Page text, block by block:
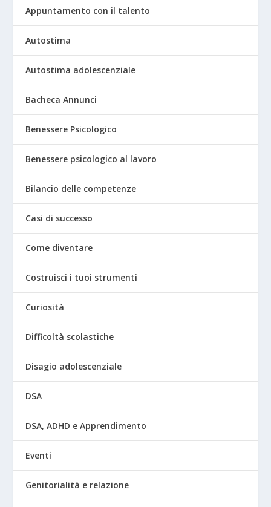
Appuntamento con il talento
Autostima
Autostima adolescenziale
Bacheca Annunci
Benessere Psicologico
Benessere psicologico al lavoro
Bilancio delle competenze
Casi di successo
Come diventare
Costruisci i tuoi strumenti
Curiosità
Difficoltà scolastiche
Disagio adolescenziale
DSA
DSA, ADHD e Apprendimento
Eventi
Genitorialità e relazione